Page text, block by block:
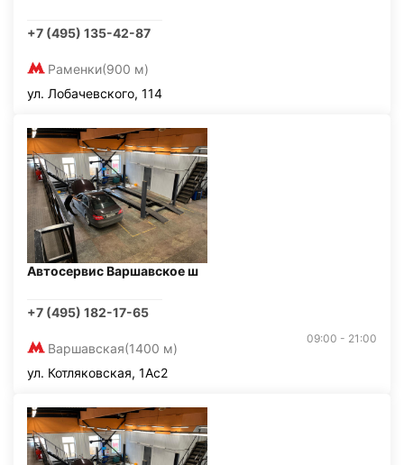
+7 (495) 135-42-87
Раменки(900 м)
ул. Лобачевского, 114
Автосервис Варшавское ш
+7 (495) 182-17-65
Варшавская(1400 м)
09:00 - 21:00
ул. Котляковская, 1Ас2